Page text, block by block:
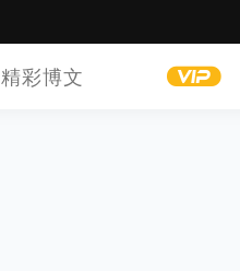
精彩博文